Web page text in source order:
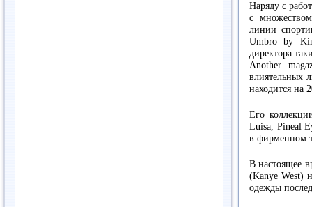
Наряду с
с
линии
Umbro by
директора
Another
влиятельных
находится на
Его
Luisa, Pineal
в фирменном
В настоящее
(Kanye West)
одежды